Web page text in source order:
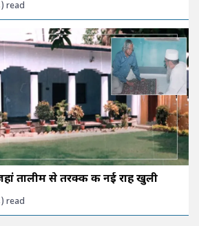
read
तालीम से तरक्की की नई राह खुली
read